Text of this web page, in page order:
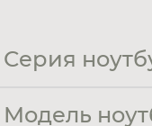
Серия
Модель